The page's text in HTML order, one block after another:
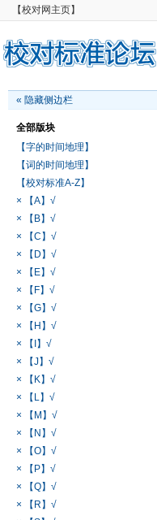
【校对网主页】
« 隐藏侧边栏
全部版块
【字的时间地理】
【词的时间地理】
【校对标准A-Z】
× 【A】√
× 【B】√
× 【C】√
× 【D】√
× 【E】√
× 【F】√
× 【G】√
× 【H】√
× 【I】√
× 【J】√
× 【K】√
× 【L】√
× 【M】√
× 【N】√
× 【O】√
× 【P】√
× 【Q】√
× 【R】√